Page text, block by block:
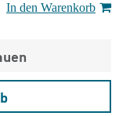
In den Warenkorb